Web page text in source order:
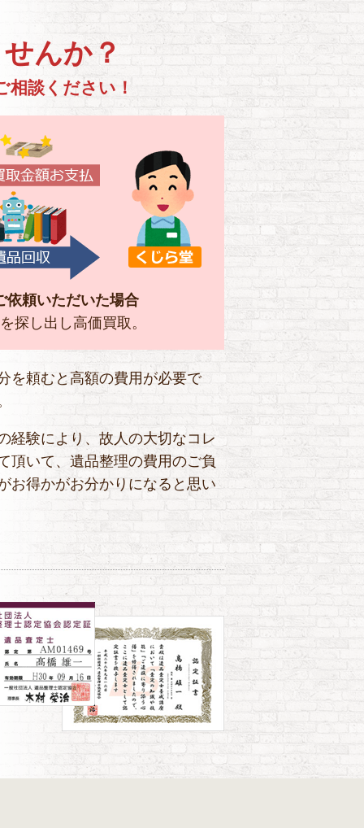
んか？
談ください！
依頼いただいた場合
探し出し高価買取。
を頼むと高額の費用が必要で
経験により、故人の大切なコレ
頂いて、遺品整理の費用のご負
お得かがお分かりになると思い